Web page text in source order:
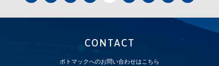
CONTACT
ポトマックへのお問い合わせはこちら